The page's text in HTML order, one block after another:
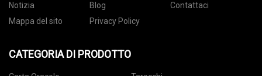
Notizia
Blog
Contattaci
Mappa del sito
Privacy Policy
CATEGORIA DI PRODOTTO